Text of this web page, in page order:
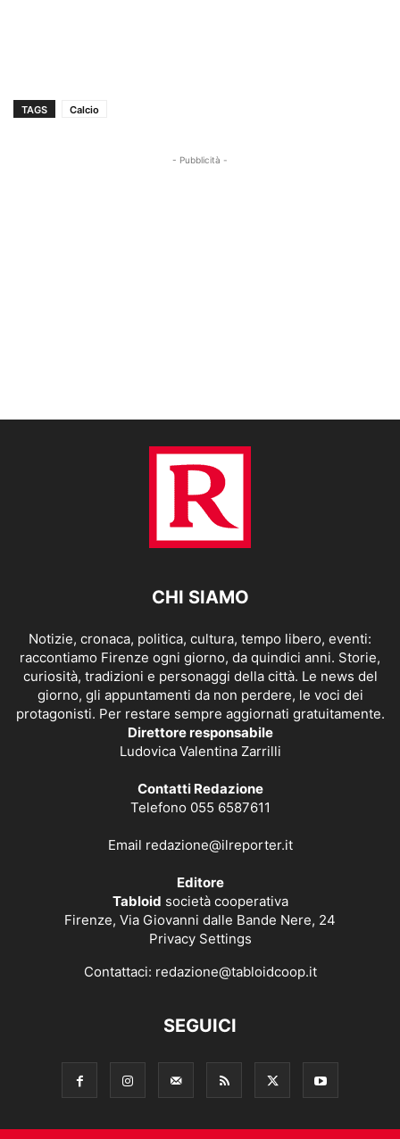
TAGS Calcio
- Pubblicità -
CHI SIAMO
Notizie, cronaca, politica, cultura, tempo libero, eventi:
raccontiamo Firenze ogni giorno, da quindici anni. Storie,
curiosità, tradizioni e personaggi della città. Le news del
giorno, gli appuntamenti da non perdere, le voci dei
protagonisti. Per restare sempre aggiornati gratuitamente.
Direttore responsabile
Ludovica Valentina Zarrilli
Contatti Redazione
Telefono 055 6587611
Email redazione@ilreporter.it
Editore
Tabloid società cooperativa
Firenze, Via Giovanni dalle Bande Nere, 24
Privacy Settings
Contattaci: redazione@tabloidcoop.it
SEGUICI